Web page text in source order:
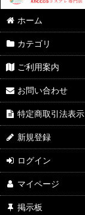
ホーム
カテゴリ
ご利用案内
お問い合わせ
特定商取引法表示
新規登録
ログイン
マイページ
掲示板